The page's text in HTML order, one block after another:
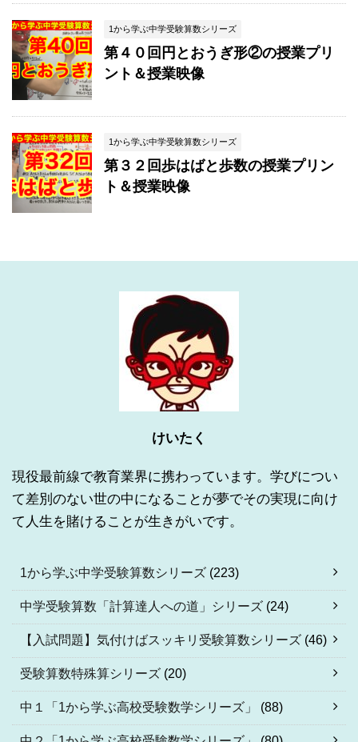
1から学ぶ中学受験算数シリーズ
第４０回円とおうぎ形②の授業プリ
ント＆授業映像
1から学ぶ中学受験算数シリーズ
第３２回歩はばと歩数の授業プリン
ト＆授業映像
けいたく
現役最前線で教育業界に携わっています。学びについ
て差別のない世の中になることが夢でその実現に向け
て人生を賭けることが生きがいです。
1から学ぶ中学受験算数シリーズ (223)
中学受験算数「計算達人への道」シリーズ (24)
【入試問題】気付けばスッキリ受験算数シリーズ (46)
受験算数特殊算シリーズ (20)
中１「1から学ぶ高校受験数学シリーズ」 (88)